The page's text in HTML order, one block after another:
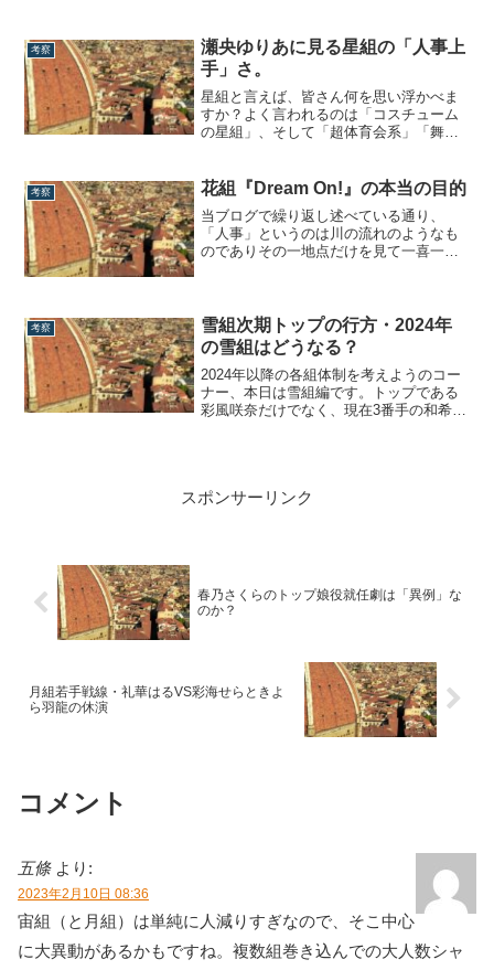
気になるであろう花組の次期トップスタ
ーは…、そりゃもちろん永久輝せあでし
ょう。花組に組替え後、敵を作らないよ
うゆっくり...
考察
瀬央ゆりあに見る星組の「人事上
手」さ。
星組と言えば、皆さん何を思い浮かべま
すか？よく言われるのは「コスチューム
の星組」、そして「超体育会系」「舞台
なのですが、私が思う星組の印象は5組の
中で最も「人事上手」な組であるという
こと。平成以降の宝塚史における様々な
人事的混乱...
考察 花組『Dream On!』の本当の目的
当ブログで繰り返し述べている通り、
「人事」というのは川の流れのようなも
のでありその一地点だけを見て一喜一憂
なく見逃していたことも、振り返った時
に「なるほど、そういうことだったの
か」とその本当の...
考察
雪組次期トップの行方・2024年
の雪組はどうなる？
2024年以降の各組体制を考えようのコー
ナー、本日は雪組編です。トップである
彩風咲奈だけでなく、現在3番手の和希そ
組は、それぞれ明確に正2番手スターが置
スポンサーリンク
春乃さくらのトップ娘役就任劇は「異例」な
のか？
月組若手戦線・礼華はるVS彩海せらときよ
ら羽龍の休演
コメント
五條 より:
2023年2月10日 08:36
宙組（と月組）は単純に人減りすぎなので、そこ中心
に大異動があるかもですね。複数組巻き込んでの大人数シャ